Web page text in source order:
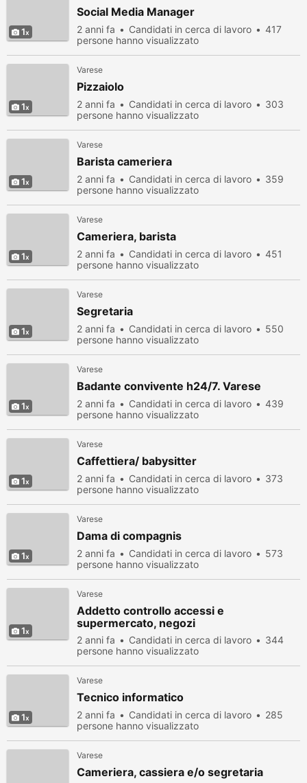
1
Social Media Manager
2 anni fa Candidati in cerca di lavoro
417
persone hanno visualizzato
1
Varese
Pizzaiolo
2 anni fa Candidati in cerca di lavoro
303
persone hanno visualizzato
1
Varese
Barista cameriera
2 anni fa Candidati in cerca di lavoro
359
persone hanno visualizzato
1
Varese
Cameriera, barista
2 anni fa Candidati in cerca di lavoro
451
persone hanno visualizzato
1
Varese
Segretaria
2 anni fa Candidati in cerca di lavoro
550
persone hanno visualizzato
1
Varese
Badante convivente h24/7. Varese
2 anni fa Candidati in cerca di lavoro
439
persone hanno visualizzato
1
Varese
Caffettiera/ babysitter
2 anni fa Candidati in cerca di lavoro
373
persone hanno visualizzato
1
Varese
Dama di compagnis
2 anni fa Candidati in cerca di lavoro
573
persone hanno visualizzato
1
Varese
Addetto controllo accessi e
supermercato, negozi
2 anni fa Candidati in cerca di lavoro
344
persone hanno visualizzato
1
Varese
Tecnico informatico
2 anni fa Candidati in cerca di lavoro
285
persone hanno visualizzato
Varese
Cameriera, cassiera e/o segretaria